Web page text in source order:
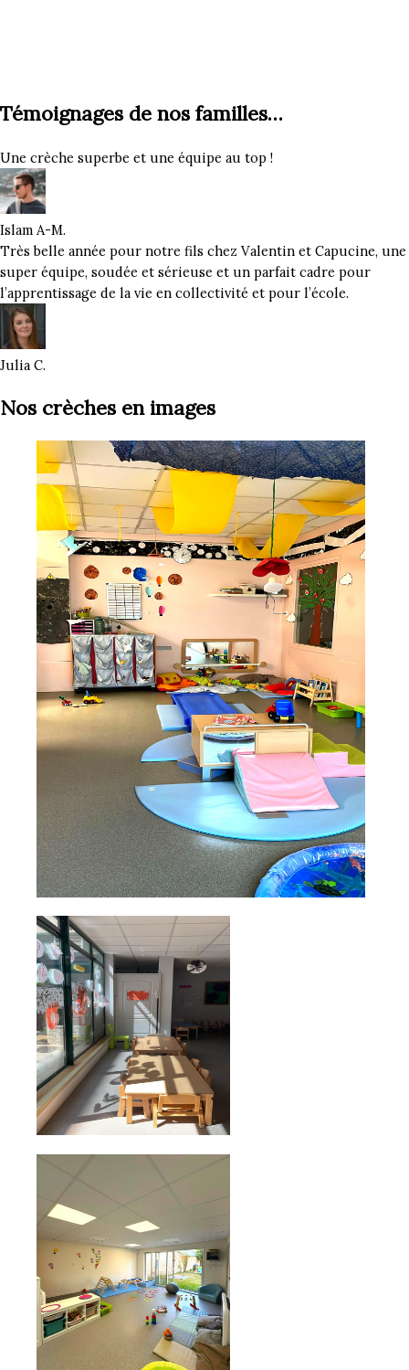
Témoignages de nos familles…
Une crèche superbe et une équipe au top !
Islam A-M.
Très belle année pour notre fils chez Valentin et Capucine, une
super équipe, soudée et sérieuse et un parfait cadre pour
l’apprentissage de la vie en collectivité et pour l’école.
Julia C.
Nos crèches en images